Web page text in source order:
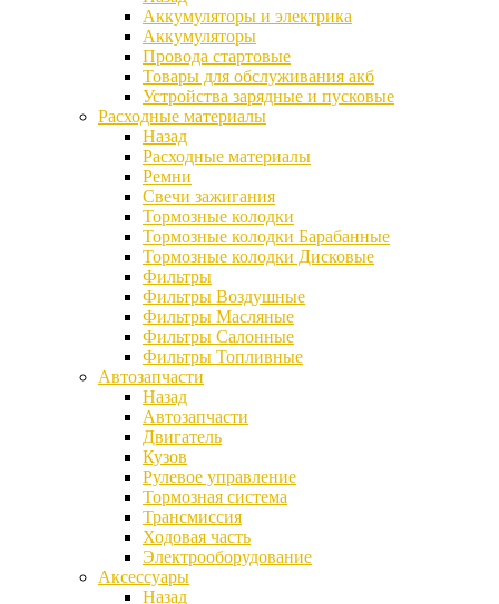
Аккумуляторы и электрика
Аккумуляторы
Провода стартовые
Товары для обслуживания акб
Устройства зарядные и пусковые
Расходные материалы
Назад
Расходные материалы
Ремни
Свечи зажигания
Тормозные колодки
Тормозные колодки Барабанные
Тормозные колодки Дисковые
Фильтры
Фильтры Воздушные
Фильтры Масляные
Фильтры Салонные
Фильтры Топливные
Автозапчасти
Назад
Автозапчасти
Двигатель
Кузов
Рулевое управление
Тормозная система
Трансмиссия
Ходовая часть
Электрооборудование
Аксессуары
Назад